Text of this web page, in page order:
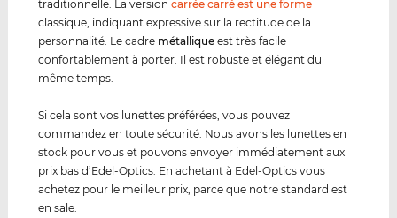
traditionnelle. La versioncarrée carré est une forme
classique, indiquant expressive sur la rectitude de la
personnalité. Le cadre métal lique est très facile
confortablement à porter. Il est robuste et élégant du
même temps.
Si cela sont vos lunettes préférées, vous pouvez
commandez en toute sécurité. Nous avons les lunettes en
stock pour vous et pouvons envoyer immédiatement aux
prix bas d’Edel-Optics. En achetant à Edel-Optics vous
achetez pour le meilleur prix, parce que notre standard est
en sale.